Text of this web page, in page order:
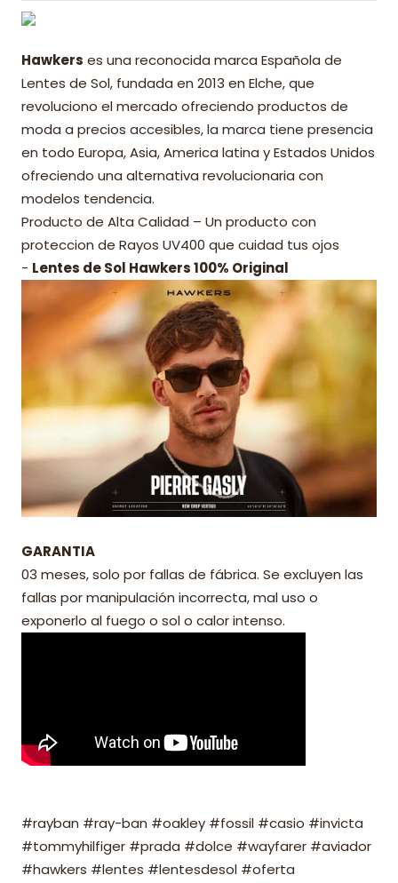
Hawkers es una reconocida marca Española de
Lentes de Sol, fundada en 2013 en Elche, que
revoluciono el mercado ofreciendo productos de
moda a precios accesibles, la marca tiene presencia
en todo Europa, Asia, America latina y Estados Unidos
ofreciendo una alternativa revolucionaria con
modelos tendencia.
Producto de Alta Calidad – Un producto con
proteccion de Rayos UV400 que cuidad tus ojos
- Lentes de Sol Hawkers 100% Original
GARANTIA
03 meses, solo por fallas de fábrica. Se excluyen las
fallas por manipulación incorrecta, mal uso o
exponerlo al fuego o sol o calor intenso.
#rayban #ray-ban #oakley #fossil #casio #invicta
#tommyhilfiger #prada #dolce #wayfarer #aviador
#hawkers #lentes #lentesdesol #oferta